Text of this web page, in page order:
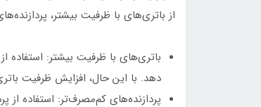
از باتری‌های با ظرفیت بیشتر،
باتری‌های با ظرفیت بیشتر: استفاده
دهد. با این حال، افزایش ظرفیت
پردازنده‌های کم‌مصرف‌تر: استفاده